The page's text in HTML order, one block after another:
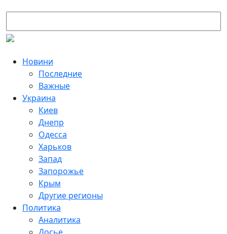
Новини
Последние
Важные
Украина
Киев
Днепр
Одесса
Харьков
Запад
Запорожье
Крым
Другие регионы
Политика
Аналитика